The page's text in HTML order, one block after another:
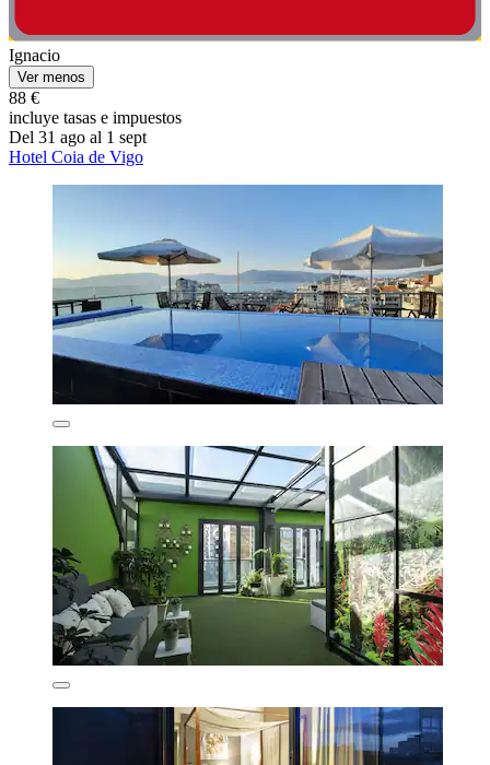
Ignacio
Ver menos
88 €
incluye tasas e impuestos
Del 31 ago al 1 sept
Hotel Coia de Vigo